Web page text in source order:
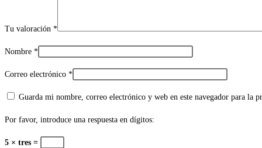
Tu valoración *
Nombre *
Correo electrónico *
Guarda mi nombre, correo electrónico y web en este navegador para la
Por favor, introduce una respuesta en dígitos:
5 × tres =